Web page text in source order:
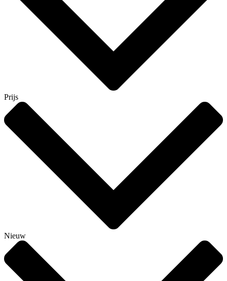
Prijs
Nieuw